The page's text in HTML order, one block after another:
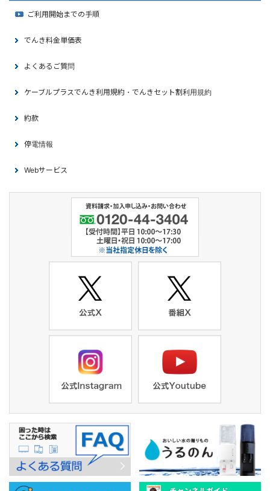
ご利用開始までの手順
でんき料金単価表
よくあるご質問
ケーブルプラスでんき利用規約・でんきセット割利用規約
約款
停電情報
Webサービス